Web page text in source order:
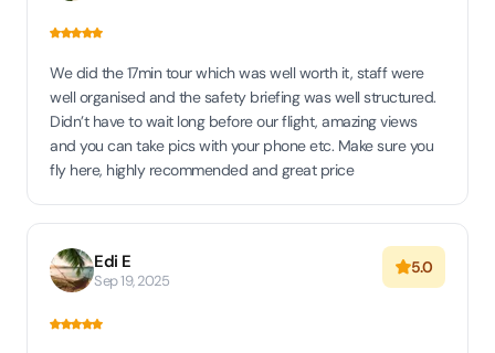
We did the 17min tour which was well worth it, staff were
well organised and the safety briefing was well structured.
Didn’t have to wait long before our flight, amazing views
and you can take pics with your phone etc. Make sure you
fly here, highly recommended and great price
Edi E
Sep 19, 2025
5.0